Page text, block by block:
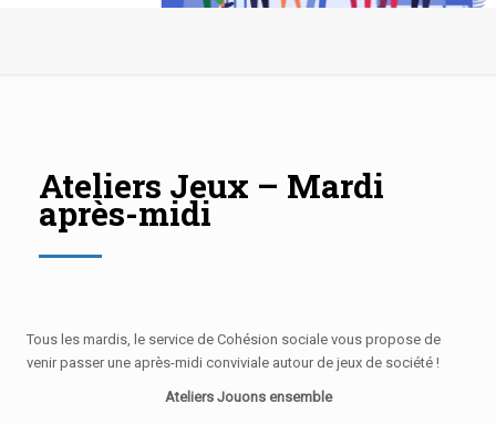
Ateliers Jeux – Mardi
après-midi
Tous les mardis, le service de Cohésion sociale vous propose de
venir passer une après-midi conviviale autour de jeux de société !
Ateliers Jouons ensemble